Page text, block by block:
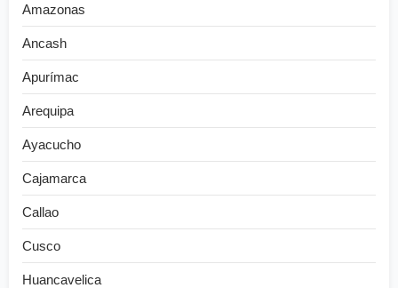
Amazonas
Ancash
Apurímac
Arequipa
Ayacucho
Cajamarca
Callao
Cusco
Huancavelica